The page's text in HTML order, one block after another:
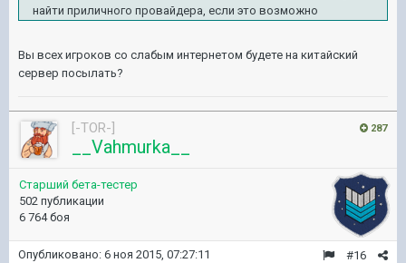
найти приличного провайдера, если это возможно
Вы всех игроков со слабым интернетом будете на китайский
сервер посылать?
287
[-TOR-]
__Vahmurka__
Старший бета-тестер
502 публикации
6 764 боя
#16
Опубликовано: 6 ноя 2015, 07:27:11